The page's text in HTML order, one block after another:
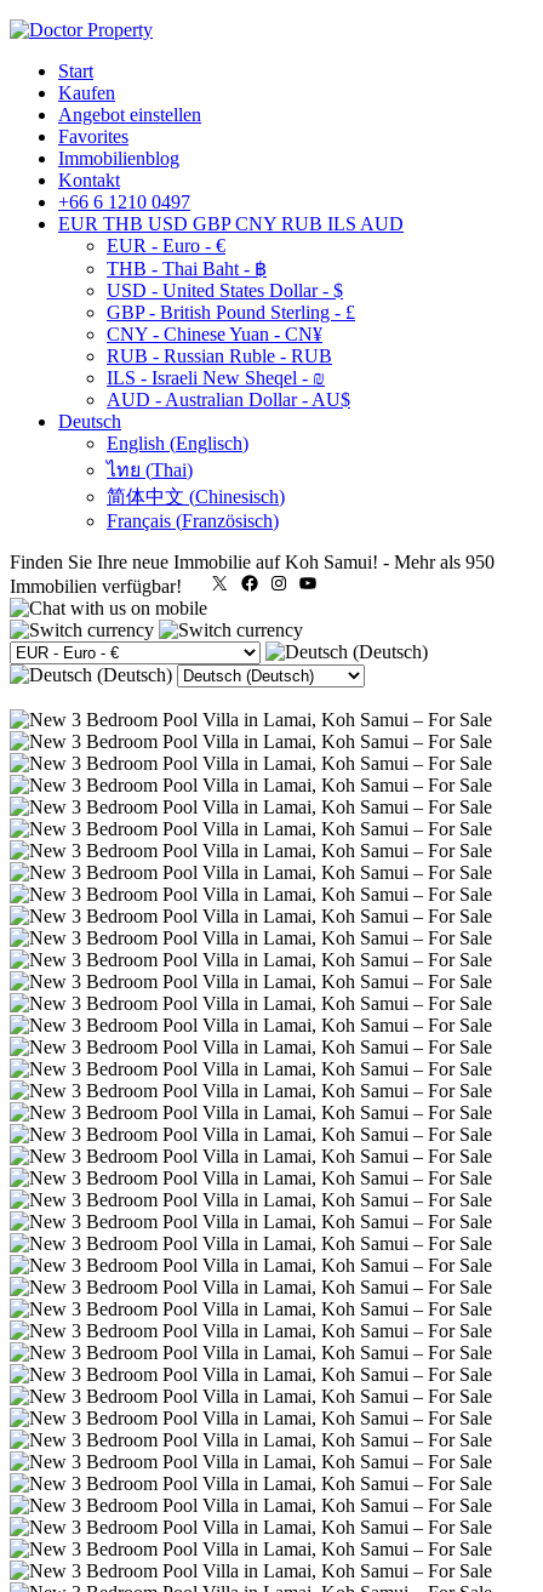
Start
Kaufen
Angebot einstellen
Favorites
Immobilienblog
Kontakt
+66 6 1210 0497
EUR THB USD GBP CNY RUB ILS AUD
EUR - Euro - €
THB - Thai Baht - ฿
USD - United States Dollar - $
GBP - British Pound Sterling - £
CNY - Chinese Yuan - CN¥
RUB - Russian Ruble - RUB
ILS - Israeli New Sheqel - ₪
AUD - Australian Dollar - AU$
Deutsch
English (Englisch)
ไทย (Thai)
简体中文 (Chinesisch)
Français (Französisch)
Finden Sie Ihre neue Immobilie auf Koh Samui! - Mehr als 950
Immobilien verfügbar!
X FacebookInstagram